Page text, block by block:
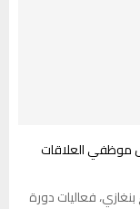
موظفي العلاقات
فعاليات دورة